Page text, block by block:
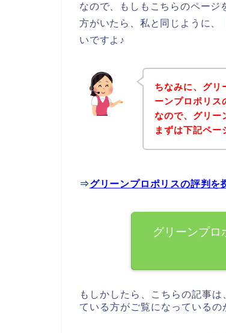
なので、もしもこちらのページ
方がいたら、私と同じように
いですよ♪
ちなみに、グリ
ーンプロポリス
なので、グリー
まずは下記ペー
⇒グリーンプロポリスの評判を
グリーンプロ
もしかしたら、こちらの記事
ている方がご覧になっているの